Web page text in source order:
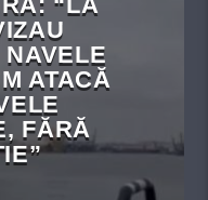
ATACĂ
FĂRĂ